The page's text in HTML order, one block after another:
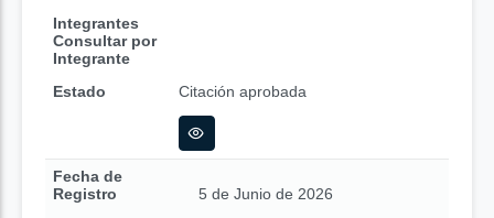
Integrantes
Consultar por
Integrante
Estado
Citación aprobada
Fecha de
Registro
5 de Junio de 2026